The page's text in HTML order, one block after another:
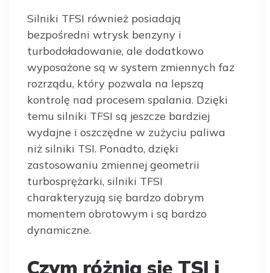
Silniki TFSI również posiadają
bezpośredni wtrysk benzyny i
turbodoładowanie, ale dodatkowo
wyposażone są w system zmiennych faz
rozrządu, który pozwala na lepszą
kontrolę nad procesem spalania. Dzięki
temu silniki TFSI są jeszcze bardziej
wydajne i oszczędne w zużyciu paliwa
niż silniki TSI. Ponadto, dzięki
zastosowaniu zmiennej geometrii
turbosprężarki, silniki TFSI
charakteryzują się bardzo dobrym
momentem obrotowym i są bardzo
dynamiczne.
Czym różnią się TSI i